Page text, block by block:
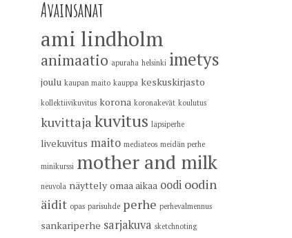
Avainsanat
ami lindholm
animaatio apuraha helsinki imetys
joulu kaupan maito kauppa keskuskirjasto
kollektiivikuvitus korona koronakevät koulutus
kuvittaja kuvitus lapsiperhe
livekuvitus maito mediateos meidän perhe
minikurssi mother and milk
neuvola näyttely omaa aikaa oodi oodin
äidit opas parisuhde perhe perhevalmennus
sankariperhe sarjakuva sketchnoting